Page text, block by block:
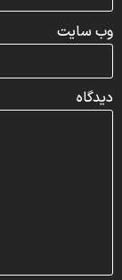
دیدگاه
وب‌ سایت